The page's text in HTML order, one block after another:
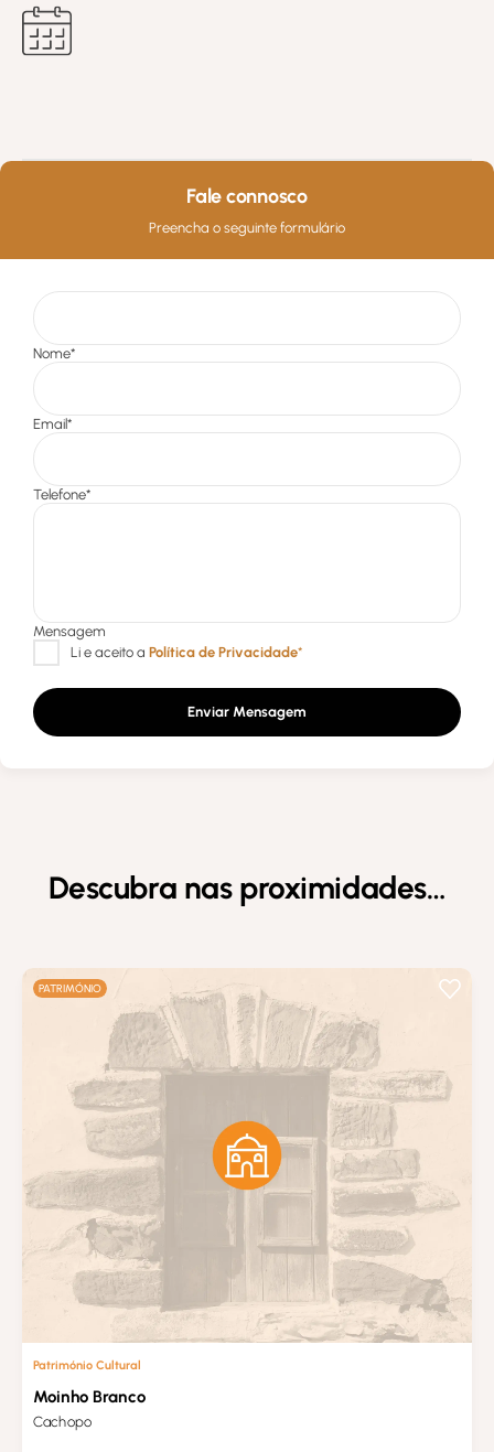
Fale connosco
Preencha o seguinte formulário
Enviar Mensagem
Descubra nas proximidades…
PATRIMÓNIO
Património Cultural
Moinho Branco
Cachopo